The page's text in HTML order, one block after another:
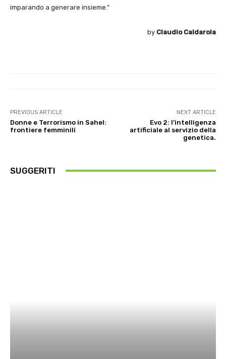
imparando a generare insieme.”
by Claudio Caldarola
PREVIOUS ARTICLE
Donne e Terrorismo in Sahel:
frontiere femminili
NEXT ARTICLE
Evo 2: l’intelligenza
artificiale al servizio della
genetica.
SUGGERITI